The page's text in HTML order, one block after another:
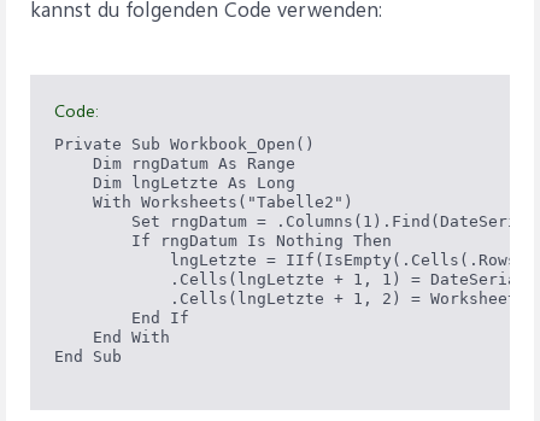
kannst du folgenden Code verwenden:
Code:
Private Sub Workbook_Open()
    Dim rngDatum As Range
    Dim lngLetzte As Long
    With Worksheets("Tabelle2")
Set rngDatum =
        If rngDatum Is Nothing Then
lngLetzte =
.Cells(lngLetzte + 1, 1) =
.Cells(lngLetzte + 1, 2) =
        End If
    End With
End Sub